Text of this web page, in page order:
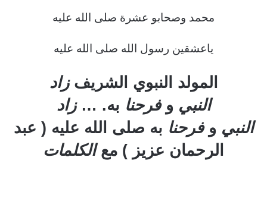
محمد وصحابو عشرة صلى الله عليه
ياعشقين رسول الله صلى الله عليه
المولد النبوي الشريفزاد
النبي وفرحنا به. …زاد
النبي وفرحنا به صلى الله عليه ( عبد
الرحمان عزيز ) معالكلمات